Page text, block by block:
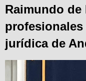
Raimundo de
jurídica de